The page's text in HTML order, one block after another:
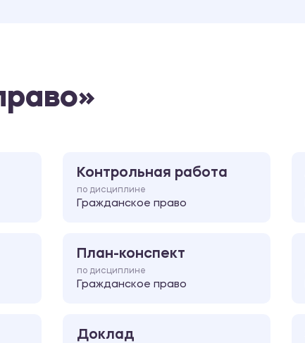
Контрольная работа
по дисциплине
Гражданское право
План-конспект
по дисциплине
Гражданское право
Доклад